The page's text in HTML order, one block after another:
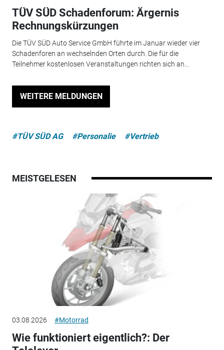
TÜV SÜD Schadenforum: Ärgernis
Rechnungskürzungen
Die TÜV SÜD Auto Service GmbH führte im Januar wieder vier
Schadenforen an wechselnden Orten durch. Die für die
Teilnehmer kostenlosen Veranstaltungen richten sich an...
WEITERE MELDUNGEN
#TÜV SÜD AG #Personalie #Vertrieb
MEISTGELESEN
03.08.2026 #Motorrad
Wie funktioniert eigentlich?: Der